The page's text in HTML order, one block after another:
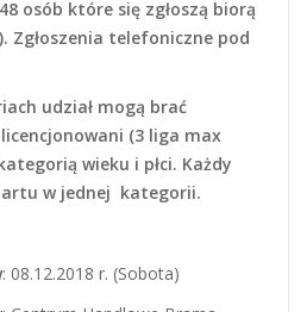
osób które się zgłoszą biorą
Zgłoszenia telefoniczne pod
udział mogą brać
(3 liga max
wieku i płci. Każdy
w jednej kategorii.
: 08.12.2018 r. (Sobota)